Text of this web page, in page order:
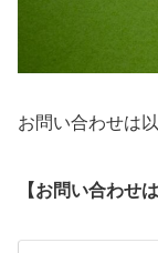
お問い合わせは
【お問い合わせ